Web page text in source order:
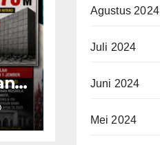
Agustus 2024
Juli 2024
Juni 2024
Mei 2024